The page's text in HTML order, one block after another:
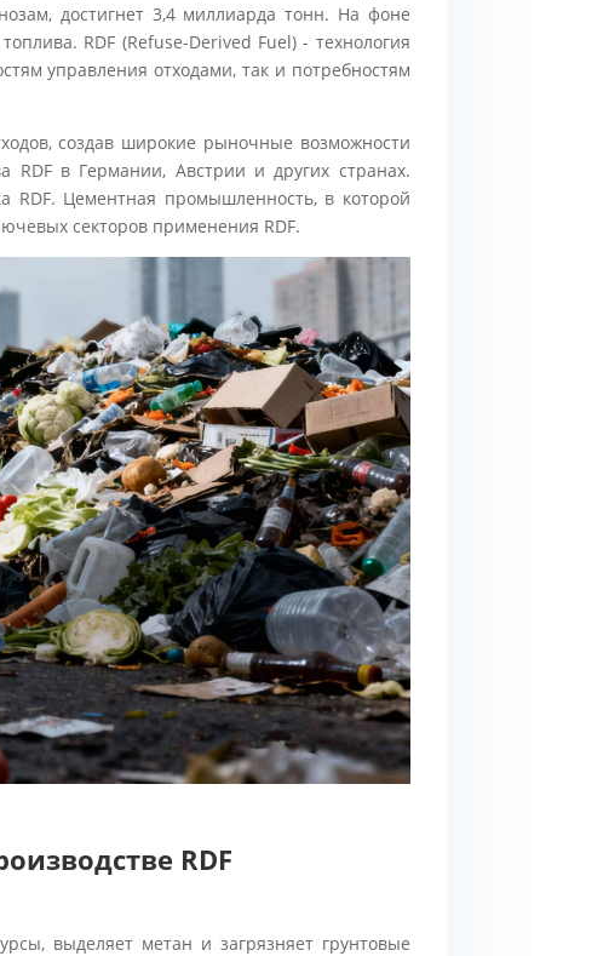
достигнет 3,4 миллиарда тонн. На фоне
RDF (Refuse-Derived Fuel) - технология
управления отходами, так и потребностям
создав широкие рыночные возможности
RDF в Германии, Австрии и других странах.
RDF. Цементная промышленность, в которой
секторов применения RDF.
RDF
выделяет метан и загрязняет грунтовые